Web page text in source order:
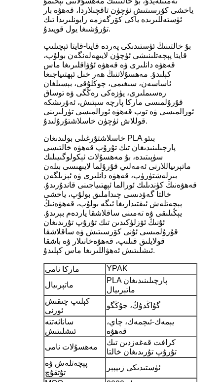
ياخشى كۆرسىتىش ئۈچۈن تاقچىلاردا، قەھۋە بار
ئۈستەللىرىدە ياكى كۆرگەزمە رايونلىرىدا تىك
تۇرۇشىغا يول قويىدۇ.
بۇ خالتىنىڭ ئۈستىدىكى پەردە قايتا-قايتا ئېچىلىپ
قايتا پېچەتلىنىشى ئۈچۈن لايىھەلەنگەن بولۇپ،
قەھۋە دانلىرى ۋە قەھۋە ئۇۋاقلىرىغا ماس
كېلىدۇ. مەھسۇلاتنىڭ ھەر خىل ئېھتىياجىغا
ئاساسەن، سىغىمى، چوڭلۇقى، بېسىلغان
رەسىملىرى، يۈزەكى رەڭگى ۋە توساق
قۇرۇلمىسى ماركا پارچە سېتىش، ئەۋرىشكە
ئورالمىسى ۋە توپ قەھۋە ئورالمىسى تۈرلىرىنى
قوللاش ئۈچۈن خاسلاشتۇرۇلىدۇ.
خاسلاشتۇرغىلى بولىدىغان PLA بىئو
پارچىلىنىدىغان تىك تۇرۇپ قەھۋە خالتىسى
سۈپىتىدە، بۇ مەھسۇلات ئېكولوگىيىلىك
ماتېرىياللارنى ئەمەلىي قۇرۇلما لايىھىسى بىلەن
بىرلەشتۈرۈپ، قەھۋە دانلىرى ۋە ئېزىلگەن
قەھۋەنىڭ كۈندىلىك ئورالما ئېھتىياجىنى قاندۇرىدۇ.
خالتا گەۋدىسى چىداملىق بولۇپ، ياخشى
پېچەتلەش ئىقتىدارىغا ئىگە بولۇپ، قەھۋەنىڭ
يېڭىلىقى ۋە تەمىنى ساقلاشقا ياردەم بېرىدۇ.
ئۇنىڭ ئۆزلۈكىدىن تىك تۇرۇپ تۇرىدىغان
قۇرۇلمىسى ئۇنى كۆرسىتىش ۋە ساقلاشقا
قولايلىق قىلىپ، قەھۋەخانىلار ۋە باشقا
ئىشلىتىش ئەھۋاللىرىغا ماس كېلىدۇ.
ماركا نامى
YPAK
ماتېرىيال
PLA پارچىلىنىدىغان
ماتېرىيال
كېلىپ چىقىش
ئورنى
گۇاڭدۇڭ، جۇڭگو
سانائەتتە
ئىشلىتىش
يېمەك-ئىچمەك، چاي،
قەھۋە
مەھسۇلات نامى
كرافت قەغەزدىن تىك
تۇرۇپ تۇرىدىغان خالتا
پېچەتلەش ۋە
تۇتقۇچ
ئۈستىدىكى زىپپېر